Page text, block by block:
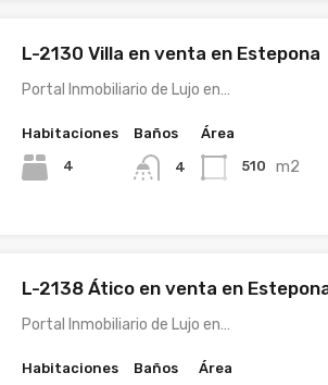
L-2130 Villa en venta en Estepona
Portal Inmobiliario de Lujo en…
Habitaciones
4
Baños
4
Área
510 m2
L-2138 Ático en venta en
Portal Inmobiliario de Lujo en…
Habitaciones Baños Área